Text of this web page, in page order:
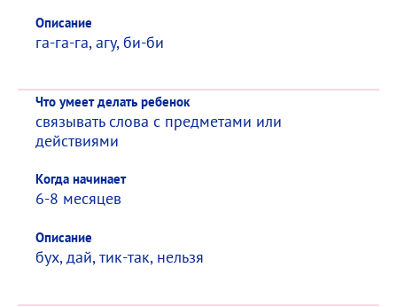
Описание
га-га-га, агу, би-би
Что умеет делать ребенок
связывать слова с предметами или
действиями
Когда начинает
6-8 месяцев
Описание
бух, дай, тик-так, нельзя